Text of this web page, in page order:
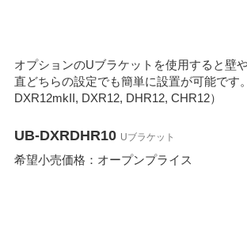
オプションのUブラケットを使用すると壁
直どちらの設定でも簡単に設置が可能です
DXR12mkII, DXR12, DHR12, CHR12）
UB-DXRDHR10 Uブラケット
希望小売価格：オープンプライス